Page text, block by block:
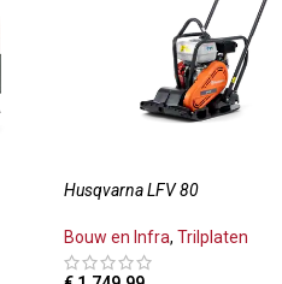
Husqvarna LFV 80
Bouw en Infra, Trilplaten